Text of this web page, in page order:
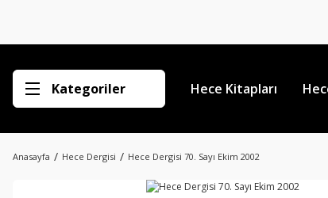
Kategoriler Hece Kitapları
Anasayfa Hece Dergisi Hece Dergisi 70. Sayı Ekim 2002